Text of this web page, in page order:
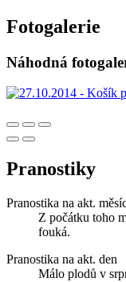
Fotogalerie
Náhodná
Pranostiky
Pranostika na akt.
Z počátku toho
fouká.
Pranostika na akt. den
Málo plodů v